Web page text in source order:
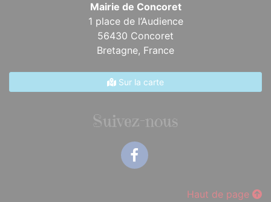
Mairie de Concoret
1 place de l’Audience
56430 Concoret
Bretagne, France
Sur la carte
Suivez-nous
Haut de page